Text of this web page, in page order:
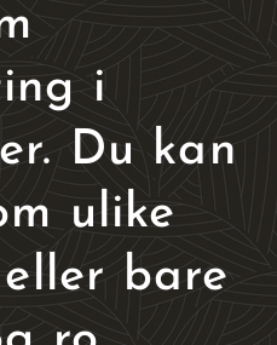
i
Du kan
ulike
bare